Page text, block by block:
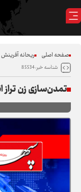
صفحه اصلی ریحانه آفرینش
شناسه خبر:85534
تمدن‌سازی زن تراز